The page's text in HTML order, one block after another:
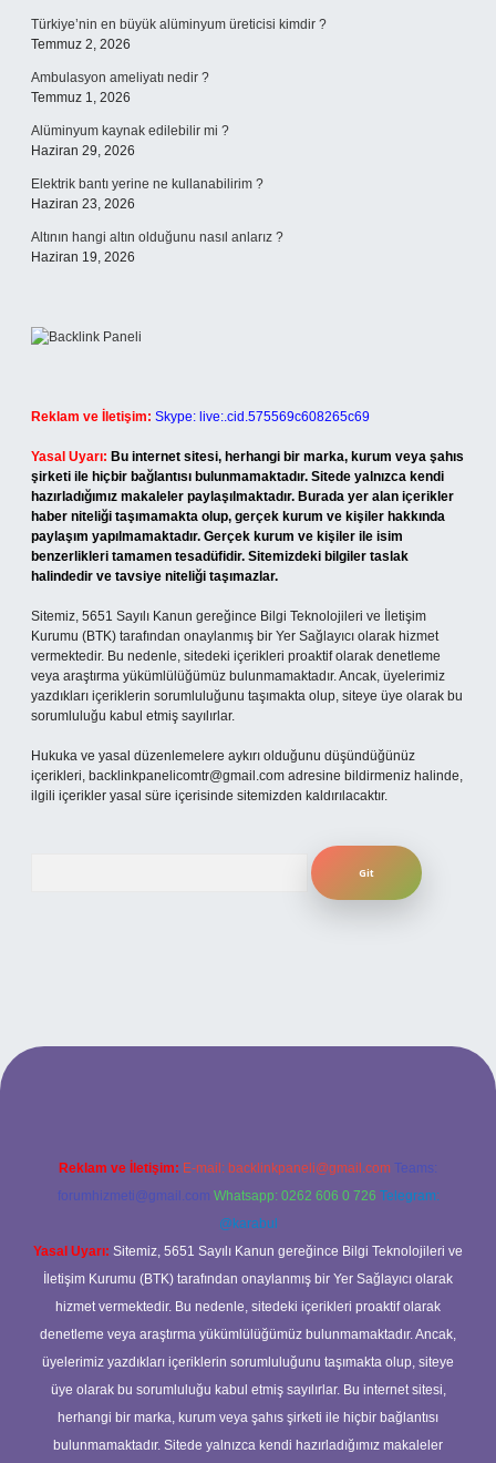
Türkiye’nin en büyük alüminyum üreticisi kimdir ?
Temmuz 2, 2026
Ambulasyon ameliyatı nedir ?
Temmuz 1, 2026
Alüminyum kaynak edilebilir mi ?
Haziran 29, 2026
Elektrik bantı yerine ne kullanabilirim ?
Haziran 23, 2026
Altının hangi altın olduğunu nasıl anlarız ?
Haziran 19, 2026
Reklam ve İletişim: Skype: live:.cid.575569c608265c69
Yasal Uyarı: Bu internet sitesi, herhangi bir marka, kurum veya şahıs
şirketi ile hiçbir bağlantısı bulunmamaktadır. Sitede yalnızca kendi
hazırladığımız makaleler paylaşılmaktadır. Burada yer alan içerikler
haber niteliği taşımamakta olup, gerçek kurum ve kişiler hakkında
paylaşım yapılmamaktadır. Gerçek kurum ve kişiler ile isim
benzerlikleri tamamen tesadüfidir. Sitemizdeki bilgiler taslak
halindedir ve tavsiye niteliği taşımazlar.
Sitemiz, 5651 Sayılı Kanun gereğince Bilgi Teknolojileri ve İletişim
Kurumu (BTK) tarafından onaylanmış bir Yer Sağlayıcı olarak hizmet
vermektedir. Bu nedenle, sitedeki içerikleri proaktif olarak denetleme
veya araştırma yükümlülüğümüz bulunmamaktadır. Ancak, üyelerimiz
yazdıkları içeriklerin sorumluluğunu taşımakta olup, siteye üye olarak bu
sorumluluğu kabul etmiş sayılırlar.
Hukuka ve yasal düzenlemelere aykırı olduğunu düşündüğünüz
içerikleri, backlinkpanelicomtr@gmail.com adresine bildirmeniz halinde,
ilgili içerikler yasal süre içerisinde sitemizden kaldırılacaktır.
bahis sitesi
Reklam ve İletişim: E-mail: backlinkpaneli@gmail.com Teams:
forumhizmeti@gmail.com Whatsapp: 0262 606 0 726 Telegram:
@karabul
Yasal Uyarı: Sitemiz, 5651 Sayılı Kanun gereğince Bilgi Teknolojileri ve
İletişim Kurumu (BTK) tarafından onaylanmış bir Yer Sağlayıcı olarak
hizmet vermektedir. Bu nedenle, sitedeki içerikleri proaktif olarak
denetleme veya araştırma yükümlülüğümüz bulunmamaktadır. Ancak,
üyelerimiz yazdıkları içeriklerin sorumluluğunu taşımakta olup, siteye
üye olarak bu sorumluluğu kabul etmiş sayılırlar. Bu internet sitesi,
herhangi bir marka, kurum veya şahıs şirketi ile hiçbir bağlantısı
bulunmamaktadır. Sitede yalnızca kendi hazırladığımız makaleler